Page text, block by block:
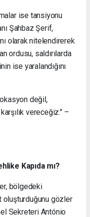
ise tansiyonu
Şahbaz Şerif,
olarak nitelendirerek
ordusu, saldırılarda
ise yaralandığını
değil,
vereceğiz." –
Kapıda mı?
bölgedeki
gözler
Sekreteri António